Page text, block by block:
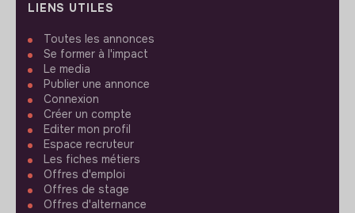
LIENS UTILES
Toutes les annonces
Se former à l'impact
Le media
Publier une annonce
Connexion
Créer un compte
Editer mon profil
Espace recruteur
Les fiches métiers
Offres d'emploi
Offres de stage
Offres d'alternance